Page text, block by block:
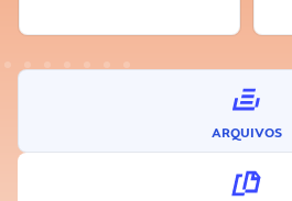
ARQUIVOS